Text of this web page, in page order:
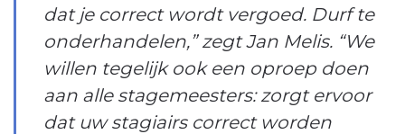
dat je correct wordt vergoed. Durf te
onderhandelen,” zegt Jan Melis. “We
willen tegelijk ook een oproep doen
aan alle stagemeesters: zorgt ervoor
dat uw stagiairs correct worden